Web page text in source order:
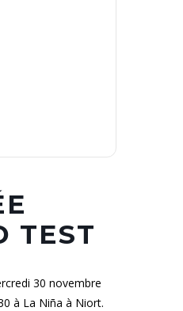
TEST
30 novembre
à La Niña à Niort.